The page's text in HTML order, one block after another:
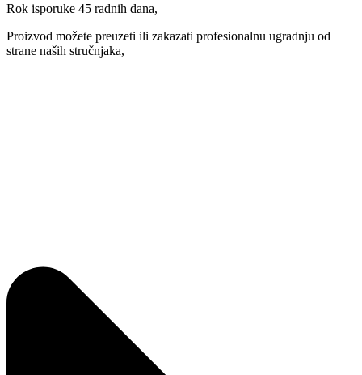
Rok isporuke 45 radnih dana,
Proizvod možete preuzeti ili zakazati profesionalnu ugradnju od
strane naših stručnjaka,